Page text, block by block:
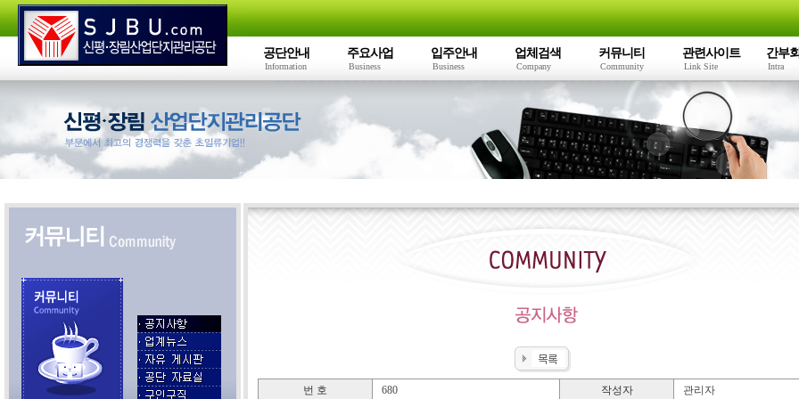
공단안내
Information
주요사업
Business
입주안내
Business
업체검색
Company
커뮤니티
Community
관련사이트
Link Site
간부
Intra
번 호 680 작성자 관리자